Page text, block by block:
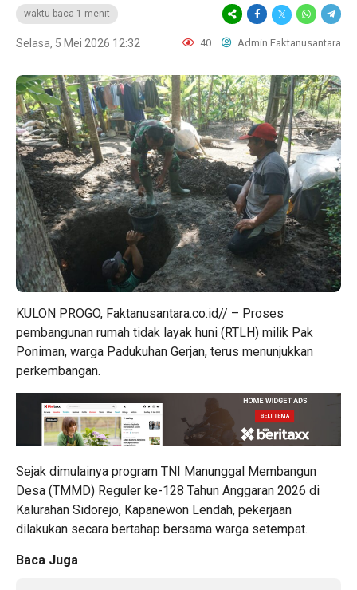
waktu baca 1 menit
Selasa, 5 Mei 2026 12:32 40 Admin Faktanusantara
KULON PROGO, Faktanusantara.co.id// – Proses
pembangunan rumah tidak layak huni (RTLH) milik Pak
Poniman, warga Padukuhan Gerjan, terus menunjukkan
perkembangan.
Sejak dimulainya program TNI Manunggal Membangun
Desa (TMMD) Reguler ke-128 Tahun Anggaran 2026 di
Kalurahan Sidorejo, Kapanewon Lendah, pekerjaan
dilakukan secara bertahap bersama warga setempat.
Baca Juga